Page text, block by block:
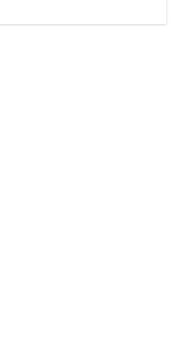
heute nicht mehr, ist aber integrativer